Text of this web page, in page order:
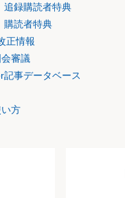
追録購読者特典
購読者特典
正情報
審議
記事データベース
方